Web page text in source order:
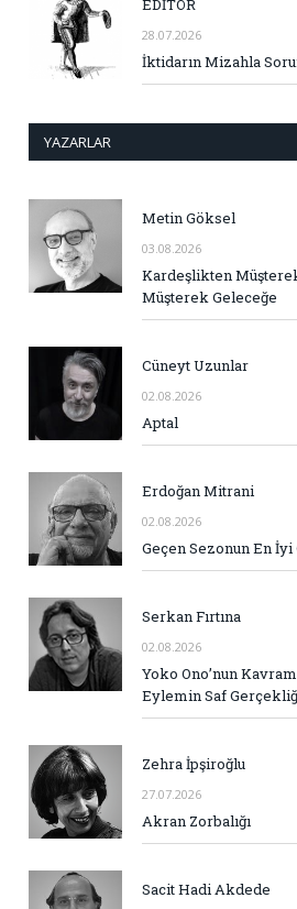
28.07.2026
İktidarın Mizahla
YAZARLAR
Metin Göksel
03.08.2026
Kardeşlikten
Müşterek Geleceğe
Cüneyt Uzunlar
02.08.2026
Aptal
Erdoğan Mitrani
02.08.2026
Geçen Sezonun En İyi
Serkan Fırtına
02.08.2026
Yoko Ono’nun
Eylemin Saf
Zehra İpşiroğlu
27.07.2026
Akran Zorbalığı
Sacit Hadi Akdede